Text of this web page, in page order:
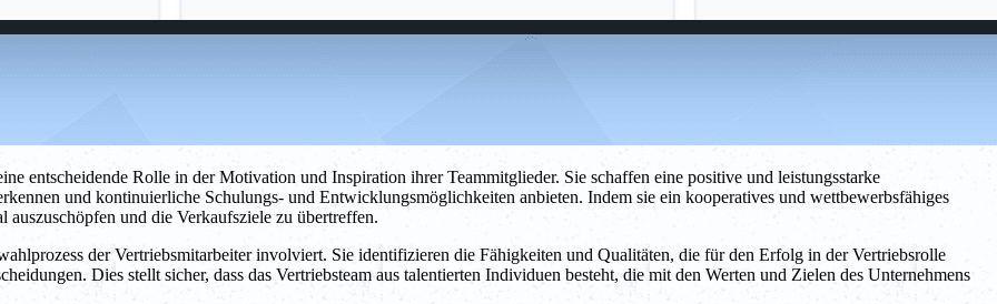
entscheidende Rolle in der Motivation und Inspiration ihrer Teammitglieder. Sie schaffen eine positive und leistungsstarke
und kontinuierliche Schulungs- und Entwicklungsmöglichkeiten anbieten. Indem sie ein kooperatives und wettbewerbsfähiges
und die Verkaufsziele zu übertreffen.
der Vertriebsmitarbeiter involviert. Sie identifizieren die Fähigkeiten und Qualitäten, die für den Erfolg in der Vertriebsrolle
Dies stellt sicher, dass das Vertriebsteam aus talentierten Individuen besteht, die mit den Werten und Zielen des Unternehmens